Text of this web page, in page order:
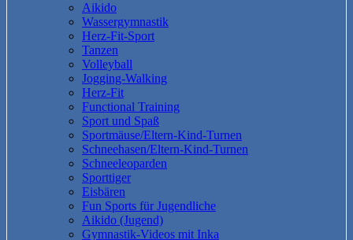
Aikido
Wassergymnastik
Herz-Fit-Sport
Tanzen
Volleyball
Jogging-Walking
Herz-Fit
Functional Training
Sport und Spaß
Sportmäuse/Eltern-Kind-Turnen
Schneehasen/Eltern-Kind-Turnen
Schneeleoparden
Sporttiger
Eisbären
Fun Sports für Jugendliche
Aikido (Jugend)
Gymnastik-Videos mit Inka